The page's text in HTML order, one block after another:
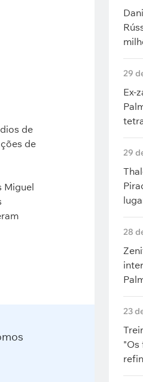
de
de
Miguel
29
Ex-
29
28
23
"Os